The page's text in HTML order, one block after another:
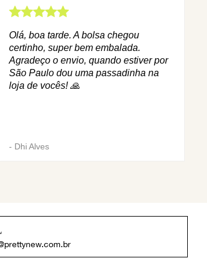
Olá, boa tarde. A bolsa chegou
certinho, super bem embalada.
Agradeço o envio, quando estiver por
São Paulo dou uma passadinha na
loja de vocês! 🙏
- Dhi Alves